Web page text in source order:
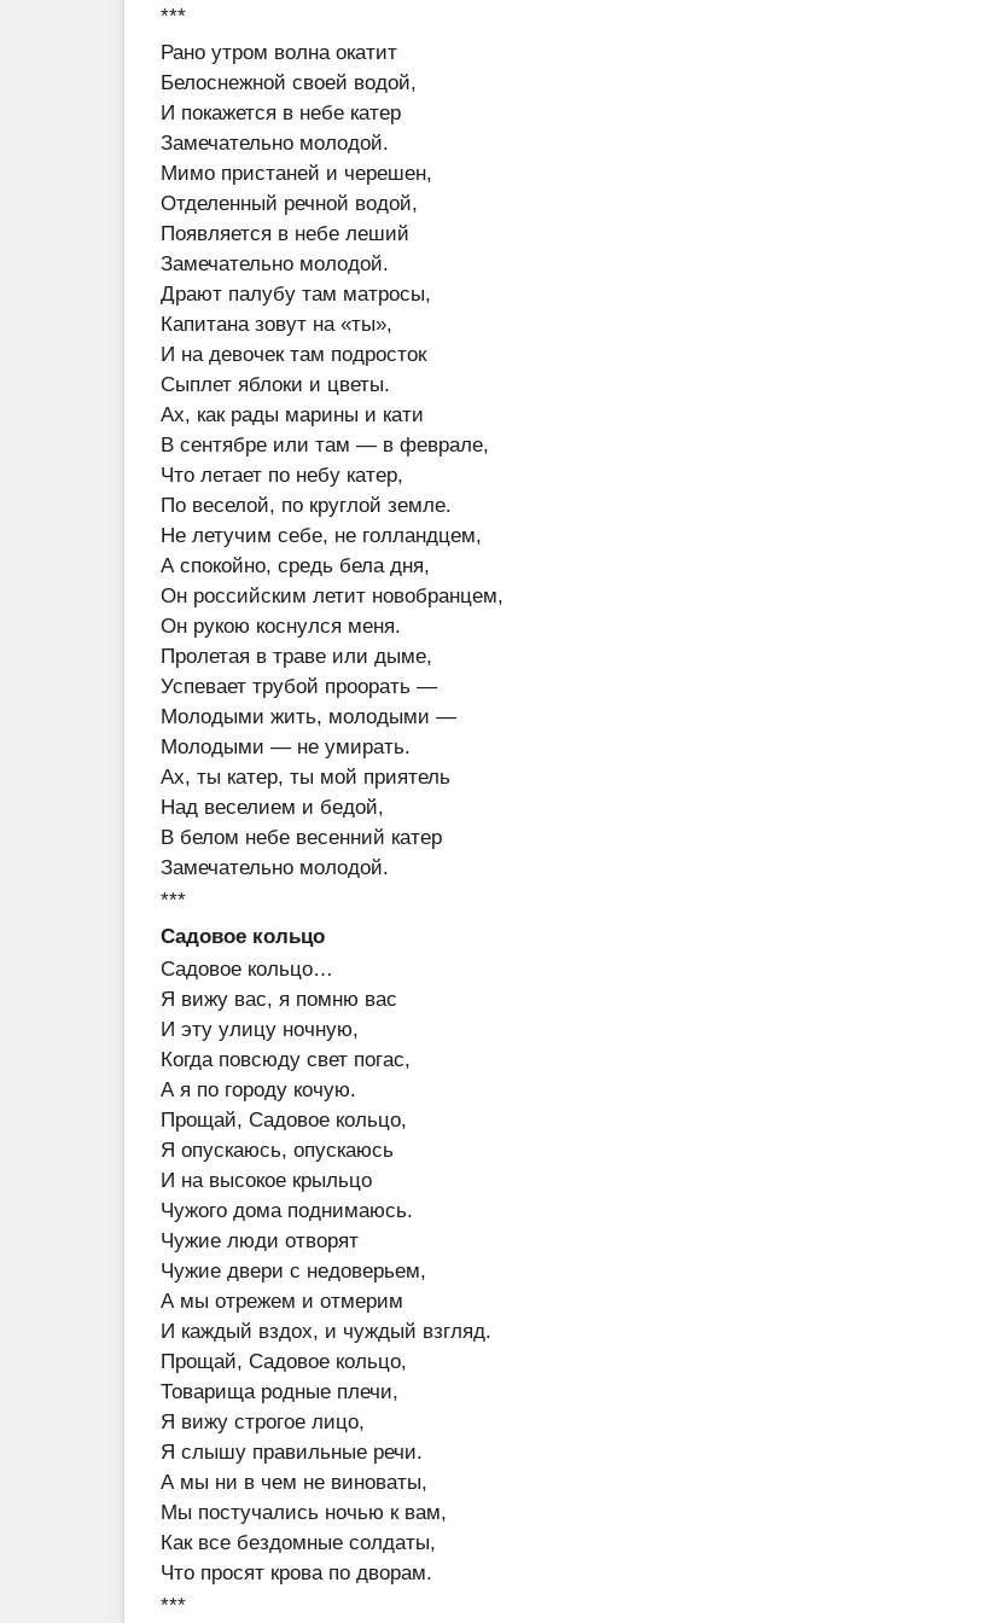
***
Рано утром волна окатит
Белоснежной своей водой,
И покажется в небе катер
Замечательно молодой.
Мимо пристаней и черешен,
Отделенный речной водой,
Появляется в небе леший
Замечательно молодой.
Драют палубу там матросы,
Капитана зовут на «ты»,
И на девочек там подросток
Сыплет яблоки и цветы.
Ах, как рады марины и кати
В сентябре или там — в феврале,
Что летает по небу катер,
По веселой, по круглой земле.
Не летучим себе, не голландцем,
А спокойно, средь бела дня,
Он российским летит новобранцем,
Он рукою коснулся меня.
Пролетая в траве или дыме,
Успевает трубой проорать —
Молодыми жить, молодыми —
Молодыми — не умирать.
Ах, ты катер, ты мой приятель
Над веселием и бедой,
В белом небе весенний катер
Замечательно молодой.
***
Садовое кольцо
Садовое кольцо…
Я вижу вас, я помню вас
И эту улицу ночную,
Когда повсюду свет погас,
А я по городу кочую.
Прощай, Садовое кольцо,
Я опускаюсь, опускаюсь
И на высокое крыльцо
Чужого дома поднимаюсь.
Чужие люди отворят
Чужие двери с недоверьем,
А мы отрежем и отмерим
И каждый вздох, и чуждый взгляд.
Прощай, Садовое кольцо,
Товарища родные плечи,
Я вижу строгое лицо,
Я слышу правильные речи.
А мы ни в чем не виноваты,
Мы постучались ночью к вам,
Как все бездомные солдаты,
Что просят крова по дворам.
***